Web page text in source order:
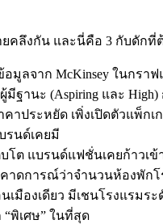
คลึงกัน และนี่คือ 3 กับดักที่
อมูลจาก McKinsey ในกรา
ฐานะ (Aspiring และ
คาประหยัด เพิ่งเปิดตัวแพ็
รนด์เคยมี
บโต แบรนด์แฟชั่นเคยก้าวเ
าดการณ์ว่าจำนวนห้องพัก
องเดียว มีเชนโรงแรมระ
พิเศษ” ในที่สุด